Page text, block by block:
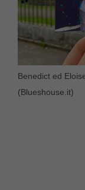
Benedict ed
(Blueshouse.it)